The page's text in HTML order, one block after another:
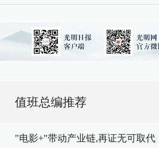
值班总编推荐
"电影+"带动产业链,再证无可取代